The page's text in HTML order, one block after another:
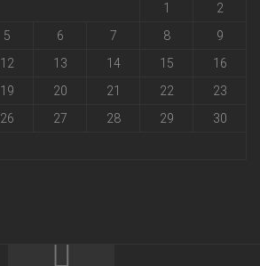
1
2
5 6 7 8
9
12 13 14 15
16
19 20 21 22
23
26 27 28 29
30